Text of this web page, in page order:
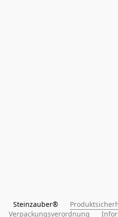
Steinzauber®
Verpackungsverordnung